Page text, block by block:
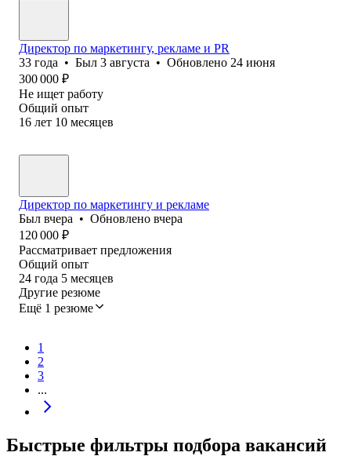
Директор по маркетингу, рекламе и PR
33 года • Был 3 августа • Обновлено 24 июня
300 000 ₽
Не ищет работу
Общий опыт
16 лет 10 месяцев
Директор по маркетингу и рекламе
Был вчера • Обновлено вчера
120 000 ₽
Рассматривает предложения
Общий опыт
24 года 5 месяцев
Другие резюме
Ещё 1 резюме
1
2
3
...
Быстрые фильтры подбора вакансий